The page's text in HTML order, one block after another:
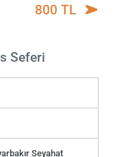
800 TL
Seferi
Seyahat